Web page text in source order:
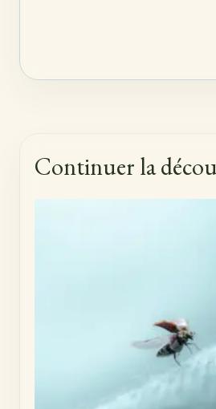
Continuer la